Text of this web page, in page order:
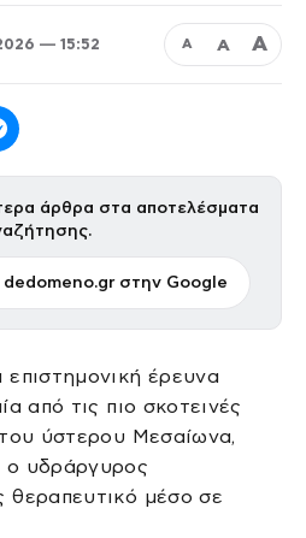
— 15:52 Α Α Α
άρθρα στα αποτελέσματα
στην Google
έρευνα
από τις πιο σκοτεινές
ύστερου Μεσαίωνα,
ο υδράργυρος
θεραπευτικό μέσο σε